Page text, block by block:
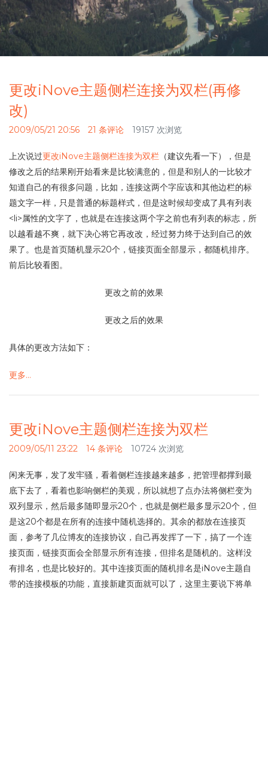
更改iNove主题侧栏连接为双栏(再修
改)
2009/05/21 20:56 21 条评论 19157 次浏览
上次说过更改iNove主题侧栏连接为双栏 （建议先看一下），但是
修改之后的结果刚开始看来是比较满意的，但是和别人的一比较才
知道自己的有很多问题，比如，连接这两个字应该和其他边栏的标
题文字一样，只是普通的标题样式，但是这时候却变成了具有列表
<li>属性的文字了，也就是在连接这两个字之前也有列表的标志，所
以越看越不爽，就下决心将它再改改，经过努力终于达到自己的效
果了。也是首页随机显示20个，链接页面全部显示，都随机排序。
前后比较看图。
更改之前的效果
更改之后的效果
具体的更改方法如下：
更多…
更改iNove主题侧栏连接为双栏
2009/05/11 23:22 14 条评论 10724 次浏览
闲来无事，发了发牢骚，看着侧栏连接越来越多，把管理都撑到最
底下去了，看着也影响侧栏的美观，所以就想了点办法将侧栏变为
双列显示，然后最多随即显示20个，也就是侧栏最多显示20个，但
是这20个都是在所有的连接中随机选择的。其余的都放在连接页
面，参考了几位博友的连接协议，自己再发挥了一下，搞了一个连
接页面，链接页面会全部显示所有连接，但排名是随机的。这样没
有排名，也是比较好的。其中连接页面的随机排名是iNove主题自
带的连接模板的功能，直接新建页面就可以了，这里主要说下将单